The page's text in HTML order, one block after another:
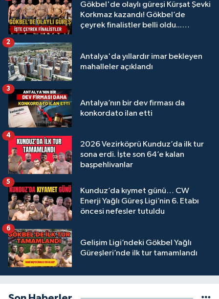
Gökbel'de olaylı güreşi Kürşat Şevki
Korkmaz kazandı! Gökbel’de
çeyrek finalistler belli oldu...
Antalya'da yıllardır imar bekleyen
mahalleler açıklandı
2
Antalya’nın bir dev firması da
konkordato ilan etti
3
2026 Vezirköprü Kunduz’da ilk tur
sona erdi. İşte son 64’e kalan
başpehlivanlar
4
Kunduz’da kıymet günü… CW
Enerji Yağlı Güreş Ligi’nin 6. Etabı
öncesi nefesler tutuldu
5
Gelişim Ligi’ndeki Gökbel Yağlı
Güreşleri’nde ilk tur tamamlandı
6